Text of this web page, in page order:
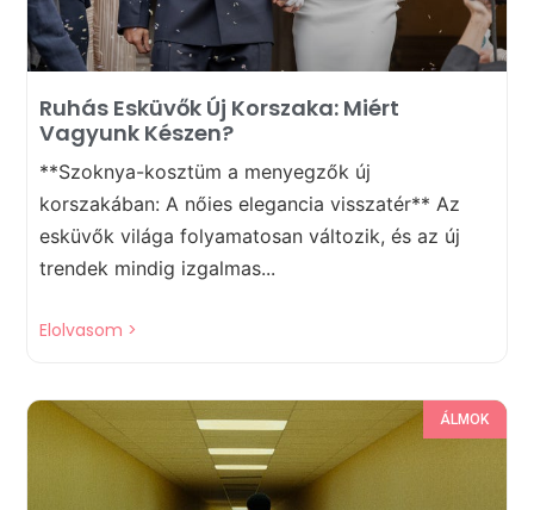
Ruhás Esküvők Új Korszaka: Miért
Vagyunk Készen?
**Szoknya-kosztüm a menyegzők új
korszakában: A nőies elegancia visszatér** Az
esküvők világa folyamatosan változik, és az új
trendek mindig izgalmas...
Elolvasom >
ÁLMOK